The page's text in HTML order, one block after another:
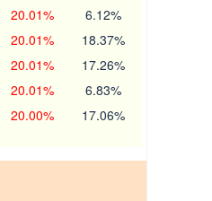
20.01% 6.12%
20.01% 18.37%
20.01% 17.26%
20.01% 6.83%
20.00% 17.06%